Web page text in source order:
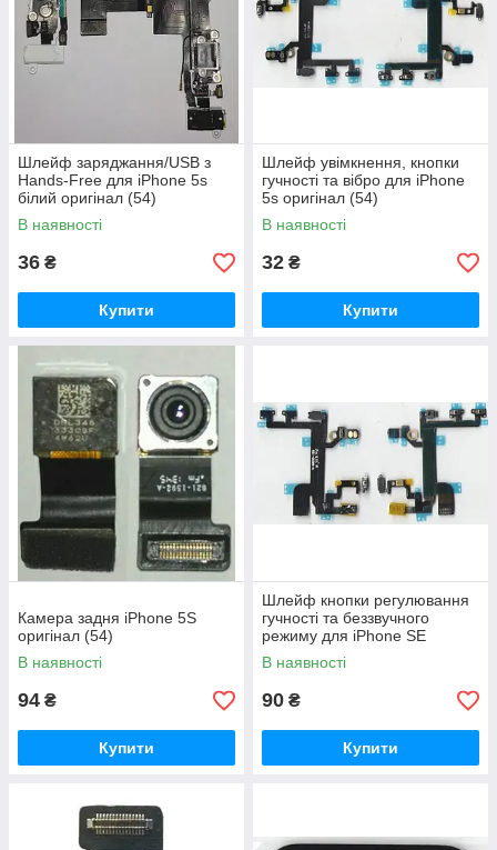
Шлейф заряджання/USB з
Hands-Free для iPhone 5s
білий оригінал (54)
В наявності
36 ₴
Купити
Шлейф увімкнення, кнопки
гучності та вібро для iPhone
5s оригінал (54)
В наявності
32 ₴
Купити
Камера задня iPhone 5S
оригінал (54)
В наявності
94 ₴
Купити
Шлейф кнопки регулювання
гучності та беззвучного
режиму для iPhone SE
оригінал ( Бетховен)
В наявності
90 ₴
Купити